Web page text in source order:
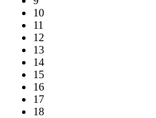
10
11
12
13
14
15
16
17
18